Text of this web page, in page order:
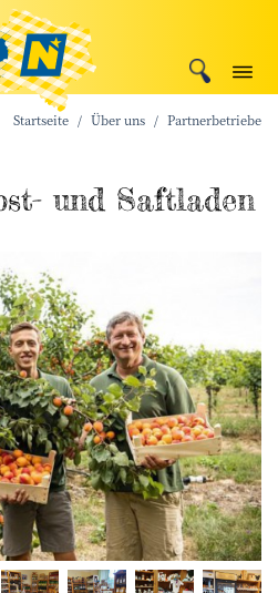
Startseite Über uns Partnerbetriebe
und Saftladen